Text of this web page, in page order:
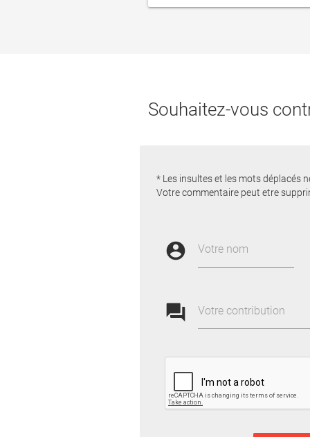
Souhaitez-vous
* Les insultes et les mots déplacés
Votre commentaire peut etre
account_circle Votre nom
forum Votre contribution